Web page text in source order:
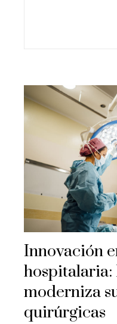
Innovación
moderniza
quirúrgicas